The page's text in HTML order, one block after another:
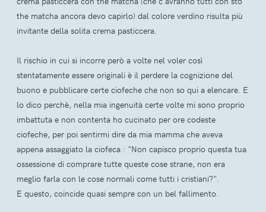
the matcha ancora devo capirlo) dal colore verdino risulta più
invitante della solita crema pasticcera.
Il rischio in cui si incorre però a volte nel voler così
stentatamente essere originali è il perdere la cognizione del
buono e pubblicare certe ciofeche che non so qui a elencare. E
lo dico perchè, nella mia ingenuità certe volte mi sono proprio
imbattuta e non contenta ho cucinato per ore codeste
ciofeche, per poi sentirmi dire da mia mamma che aveva
appena assaggiato la ciofeca : "Non capisco proprio questa tua
ossessione di comprare tutte queste cose strane, non era
meglio farla con le cose normali come tutti i cristiani?".
E questo, coincide quasi sempre con un bel fallimento.